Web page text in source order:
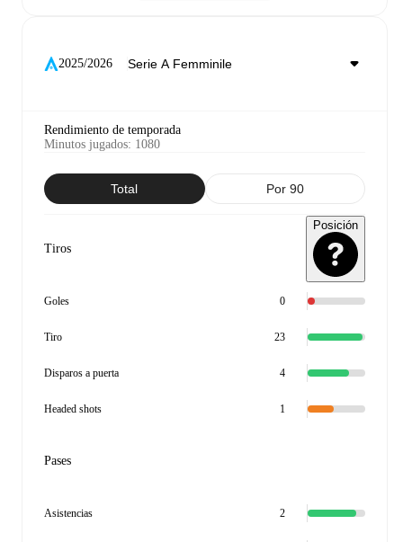
2025/2026
Rendimiento de temporada
Minutos jugados: 1080
Total Por 90
Tiros
Posición
Goles 0
Tiro 23
Disparos a puerta 4
Headed shots 1
Pases
Asistencias 2